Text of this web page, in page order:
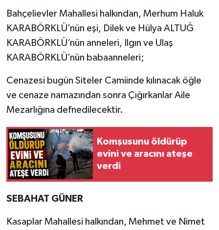
Bahçelievler Mahallesi halkından, Merhum Haluk
KARABÖRKLÜ’nün eşi, Dilek ve Hülya ALTUĞ
KARABÖRKLÜ’nün anneleri, Ilgın ve Ulaş
KARABÖRKLÜ’nün babaanneleri;
Cenazesi bugün Siteler Camiinde kılınacak öğle
ve cenaze namazından sonra Çığırkanlar Aile
Mezarlığına defnedilecektir.
Komşusunu öldürüp
evini ve aracını ateşe
verdi
SEBAHAT GÜNER
Kasaplar Mahallesi halkından, Mehmet ve Nimet